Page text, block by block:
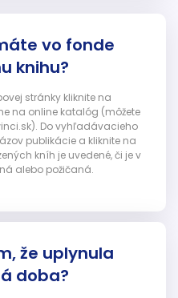
vo fonde
knihu?
stránky kliknite na
na online katalóg (môžete
Do vyhľadávacieho
publikácie a kliknite na
kníh je uvedené, či je v
alebo požičaná.
že uplynula
doba?